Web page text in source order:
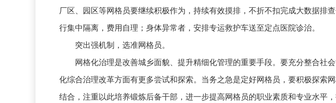
厂区、园区等网格员要继续积极作为，持续有效摸排，不折不扣完成大数据
行集中隔离，费用自理；身体异常者，安排专运救护车送至定点医院诊治。
突出强机制，选准网格员。
网格化治理是改善城乡面貌、提升精细化管理的重要手段。要充分整合社
化综合治理改革方面有更多尝试和探索。当务之急是定好网格员，要积极探索
结合，注重以此培养锻炼后备干部，进一步提高网格员的职业素质和专业水平